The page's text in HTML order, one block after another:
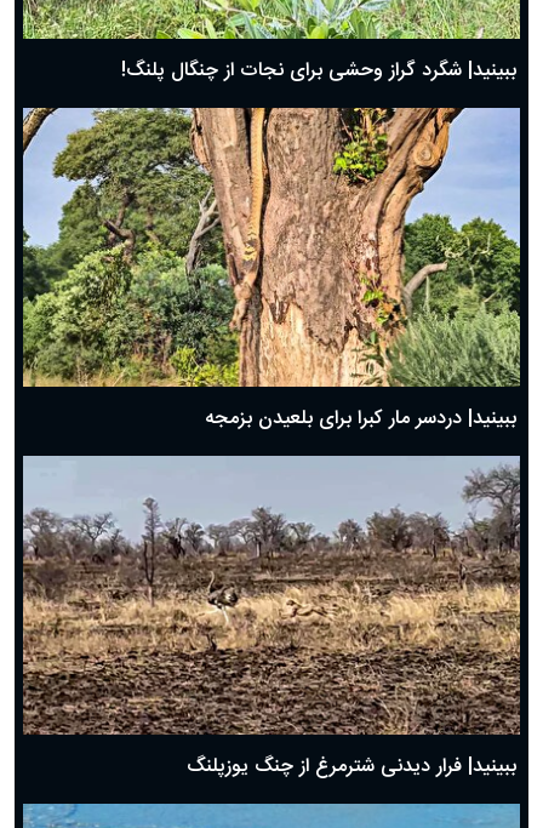
ببینید| شگرد گراز وحشی برای نجات از چنگال پلنگ!
ببینید| دردسر مار کبرا برای بلعیدن بزمجه
ببینید| فرار دیدنی شترمرغ از چنگ یوزپلنگ